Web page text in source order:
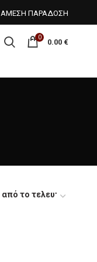
ΑΜΕΣΗ ΠΑΡΑΔΟΣΗ
0 0.00 €